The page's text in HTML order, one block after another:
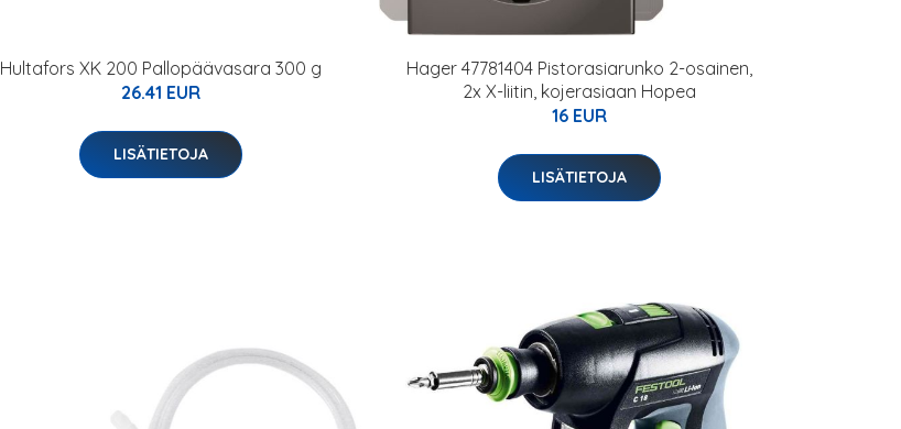
Hultafors XK 200 Pallopäävasara 300 g
26.41 EUR
LISÄTIETOJA
Hager 47781404 Pistorasiarunko 2-osainen,
2x X-liitin, kojerasiaan Hopea
16 EUR
LISÄTIETOJA